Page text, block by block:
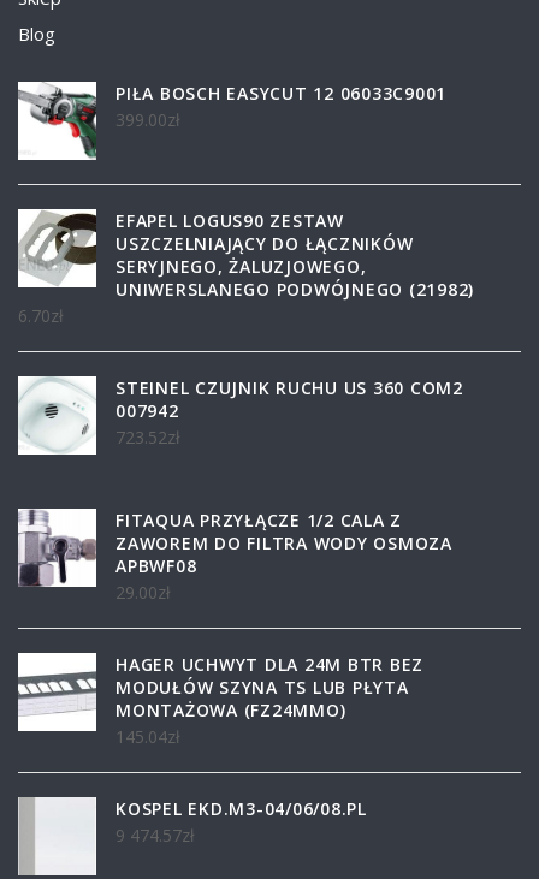
Blog
PIŁA BOSCH EASYCUT 12 06033C9001
399.00zł
EFAPEL LOGUS90 ZESTAW
USZCZELNIAJĄCY DO ŁĄCZNIKÓW
SERYJNEGO, ŻALUZJOWEGO,
UNIWERSLANEGO PODWÓJNEGO (21982)
6.70zł
STEINEL CZUJNIK RUCHU US 360 COM2
007942
723.52zł
FITAQUA PRZYŁĄCZE 1/2 CALA Z
ZAWOREM DO FILTRA WODY OSMOZA
APBWF08
29.00zł
HAGER UCHWYT DLA 24M BTR BEZ
MODUŁÓW SZYNA TS LUB PŁYTA
MONTAŻOWA (FZ24MMO)
145.04zł
KOSPEL EKD.M3-04/06/08.PL
9 474.57zł